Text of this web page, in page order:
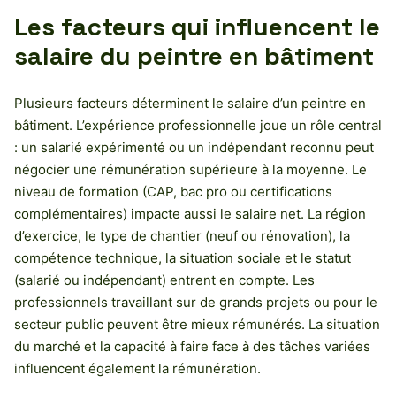
Les facteurs qui influencent le
salaire du peintre en bâtiment
Plusieurs facteurs déterminent le salaire d’un peintre en
bâtiment. L’expérience professionnelle joue un rôle central
: un salarié expérimenté ou un indépendant reconnu peut
négocier une rémunération supérieure à la moyenne. Le
niveau de formation (CAP, bac pro ou certifications
complémentaires) impacte aussi le salaire net. La région
d’exercice, le type de chantier (neuf ou rénovation), la
compétence technique, la situation sociale et le statut
(salarié ou indépendant) entrent en compte. Les
professionnels travaillant sur de grands projets ou pour le
secteur public peuvent être mieux rémunérés. La situation
du marché et la capacité à faire face à des tâches variées
influencent également la rémunération.